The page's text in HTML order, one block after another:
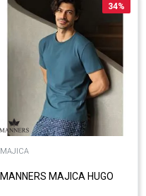
34%
MAJICA
MANNERS MAJICA HUGO